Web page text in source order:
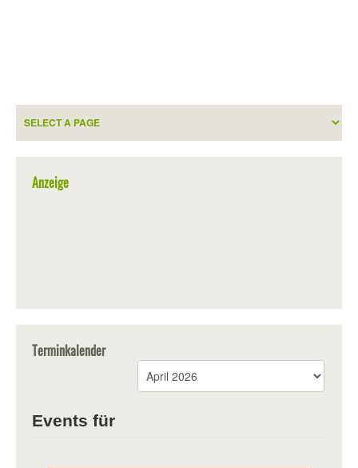
Anzeige
Terminkalender
Events für